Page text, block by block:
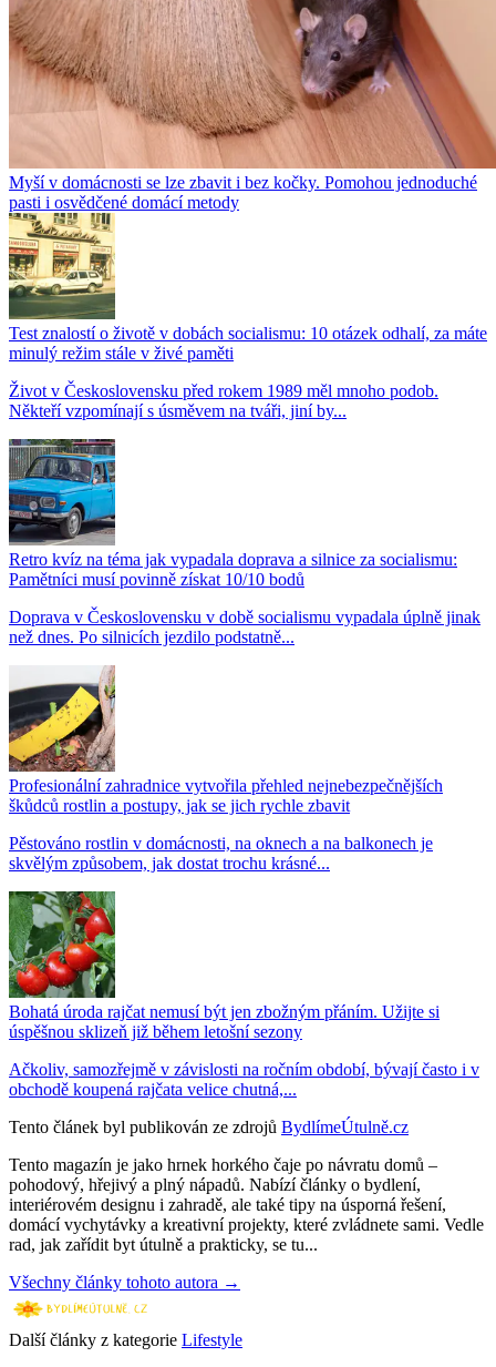
Myší v domácnosti se lze zbavit i bez kočky. Pomohou jednoduché
pasti i osvědčené domácí metody
Test znalostí o životě v dobách socialismu: 10 otázek odhalí, za máte
minulý režim stále v živé paměti
Život v Československu před rokem 1989 měl mnoho podob.
Někteří vzpomínají s úsměvem na tváři, jiní by...
Retro kvíz na téma jak vypadala doprava a silnice za socialismu:
Pamětníci musí povinně získat 10/10 bodů
Doprava v Československu v době socialismu vypadala úplně jinak
než dnes. Po silnicích jezdilo podstatně...
Profesionální zahradnice vytvořila přehled nejnebezpečnějších
škůdců rostlin a postupy, jak se jich rychle zbavit
Pěstováno rostlin v domácnosti, na oknech a na balkonech je
skvělým způsobem, jak dostat trochu krásné...
Bohatá úroda rajčat nemusí být jen zbožným přáním. Užijte si
úspěšnou sklizeň již během letošní sezony
Ačkoliv, samozřejmě v závislosti na ročním období, bývají často i v
obchodě koupená rajčata velice chutná,...
Tento článek byl publikován ze zdrojů BydlímeÚtulně.cz
Tento magazín je jako hrnek horkého čaje po návratu domů –
pohodový, hřejivý a plný nápadů. Nabízí články o bydlení,
interiérovém designu i zahradě, ale také tipy na úsporná řešení,
domácí vychytávky a kreativní projekty, které zvládnete sami. Vedle
rad, jak zařídit byt útulně a prakticky, se tu...
Všechny články tohoto autora →
Další články z kategorie Lifestyle